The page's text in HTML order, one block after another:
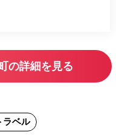
の詳細を見る
ラベル